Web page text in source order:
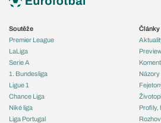
Soutěže
Premier League
LaLiga
Serie A
1. Bundesliga
Ligue 1
Chance Liga
Niké liga
Liga Portugal
Články
Profily,